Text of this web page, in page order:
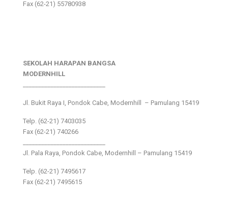
Fax (62-21) 55780938
SEKOLAH HARAPAN BANGSA
MODERNHILL
Jl. Bukit Raya I, Pondok Cabe, Modernhill – Pamulang 15419
Telp. (62-21) 7403035
Fax (62-21) 740266
Jl. Pala Raya, Pondok Cabe, Modernhill – Pamulang 15419
Telp. (62-21) 7495617
Fax (62-21) 7495615